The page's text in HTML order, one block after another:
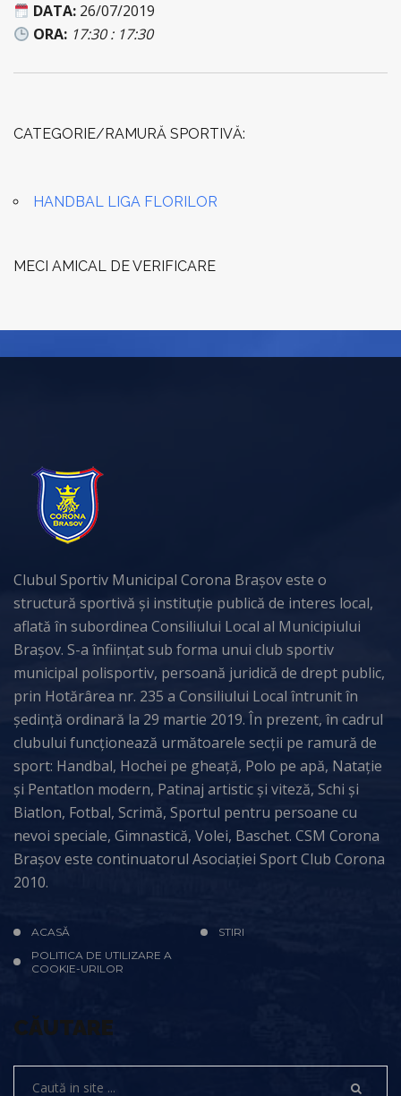
DATA: 26/07/2019
ORA: 17:30 : 17:30
CATEGORIE/RAMURĂ SPORTIVĂ:
HANDBAL LIGA FLORILOR
MECI AMICAL DE VERIFICARE
Clubul Sportiv Municipal Corona Brașov este o
structură sportivă și instituție publică de interes local,
aflată în subordinea Consiliului Local al Municipiului
Brașov. S-a înființat sub forma unui club sportiv
municipal polisportiv, persoană juridică de drept public,
prin Hotărârea nr. 235 a Consiliului Local întrunit în
ședință ordinară la 29 martie 2019. În prezent, în cadrul
clubului funcționează următoarele secții pe ramură de
sport: Handbal, Hochei pe gheață, Polo pe apă, Natație
și Pentatlon modern, Patinaj artistic și viteză, Schi și
Biatlon, Fotbal, Scrimă, Sportul pentru persoane cu
nevoi speciale, Gimnastică, Volei, Baschet. CSM Corona
Brașov este continuatorul Asociației Sport Club Corona
2010.
ACASĂ
STIRI
POLITICA DE UTILIZARE A
COOKIE-URILOR
CĂUTARE